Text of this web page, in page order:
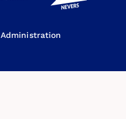
Administration